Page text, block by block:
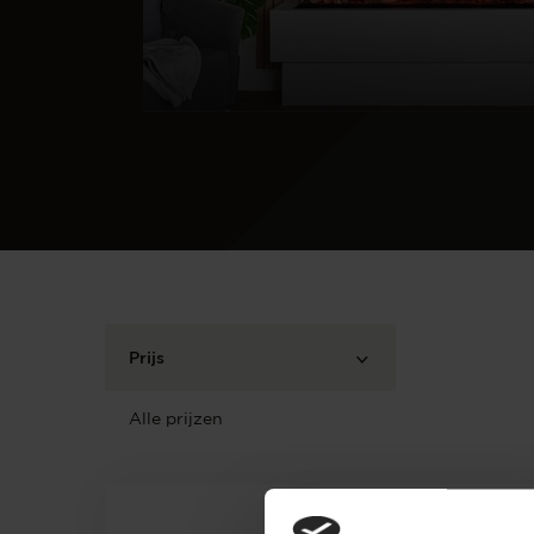
Prijs
Alle prijzen